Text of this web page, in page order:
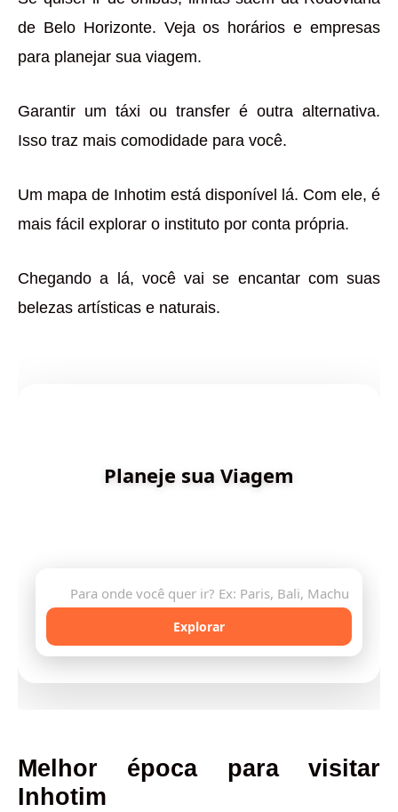
de Belo Horizonte. Veja os horários e empresas
para planejar sua viagem.
Garantir um táxi ou transfer é outra alternativa.
Isso traz mais comodidade para você.
Um mapa de Inhotim está disponível lá. Com ele, é
mais fácil explorar o instituto por conta própria.
Chegando a lá, você vai se encantar com suas
belezas artísticas e naturais.
Planeje sua Viagem
Explorar
Melhor época para visitar
Inhotim